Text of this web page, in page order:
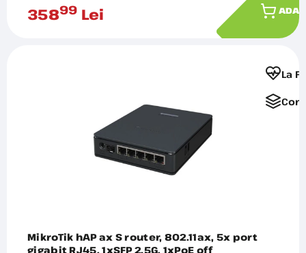
35899 Lei
La
MikroTik hAP ax S router, 802.11ax, 5x port
gigabit RJ45, 1xSFP 2.5G, 1xPoE off